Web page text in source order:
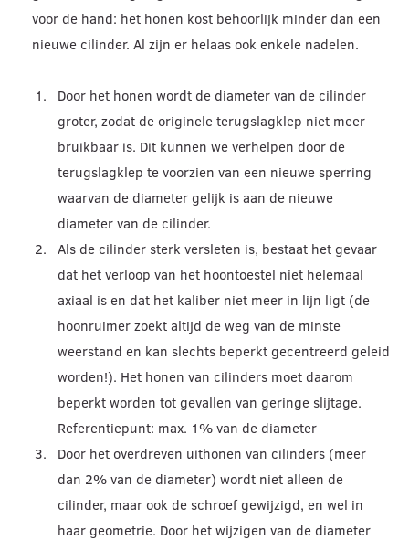
voor de hand: het honen kost behoorlijk minder dan een
nieuwe cilinder. Al zijn er helaas ook enkele nadelen.
Door het honen wordt de diameter van de cilinder
groter, zodat de originele terugslagklep niet meer
bruikbaar is. Dit kunnen we verhelpen door de
terugslagklep te voorzien van een nieuwe sperring
waarvan de diameter gelijk is aan de nieuwe
diameter van de cilinder.
Als de cilinder sterk versleten is, bestaat het gevaar
dat het verloop van het hoontoestel niet helemaal
axiaal is en dat het kaliber niet meer in lijn ligt (de
hoonruimer zoekt altijd de weg van de minste
weerstand en kan slechts beperkt gecentreerd geleid
worden!). Het honen van cilinders moet daarom
beperkt worden tot gevallen van geringe slijtage.
Referentiepunt: max. 1% van de diameter
Door het overdreven uithonen van cilinders (meer
dan 2% van de diameter) wordt niet alleen de
cilinder, maar ook de schroef gewijzigd, en wel in
haar geometrie. Door het wijzigen van de diameter